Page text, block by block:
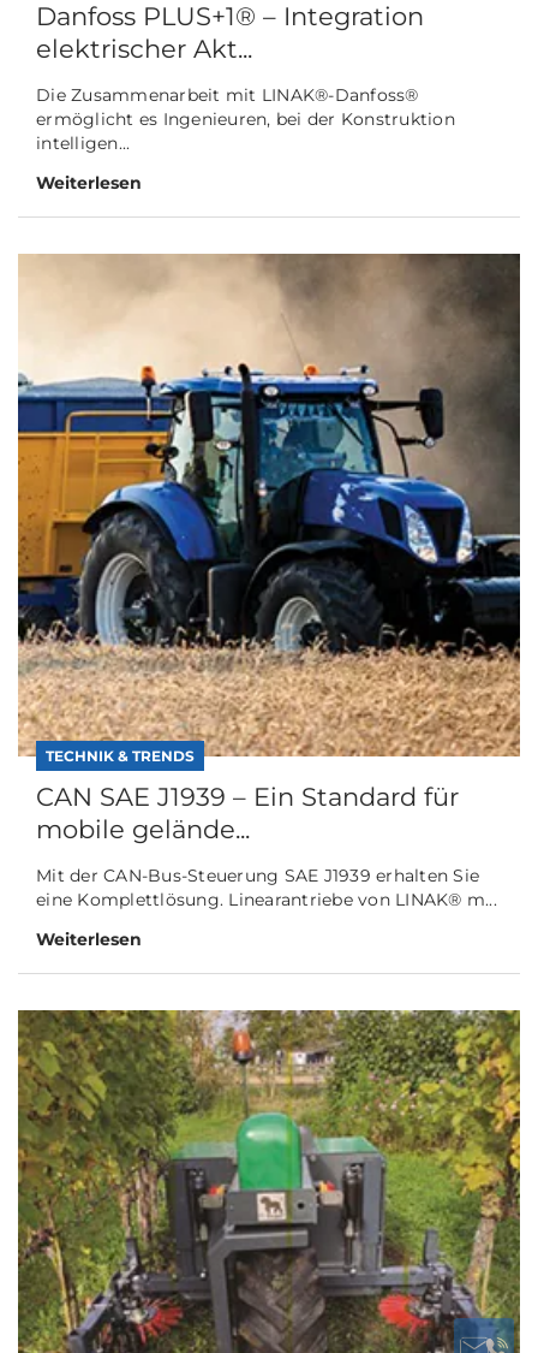
Danfoss PLUS+1® – Integration
elektrischer Akt...
Die Zusammenarbeit mit LINAK®-Danfoss®
ermöglicht es Ingenieuren, bei der Konstruktion
intelligen...
Weiterlesen
TECHNIK & TRENDS
CAN SAE J1939 – Ein Standard für
mobile gelände...
Mit der CAN-Bus-Steuerung SAE J1939 erhalten Sie
eine Komplettlösung. Linearantriebe von LINAK® m...
Weiterlesen